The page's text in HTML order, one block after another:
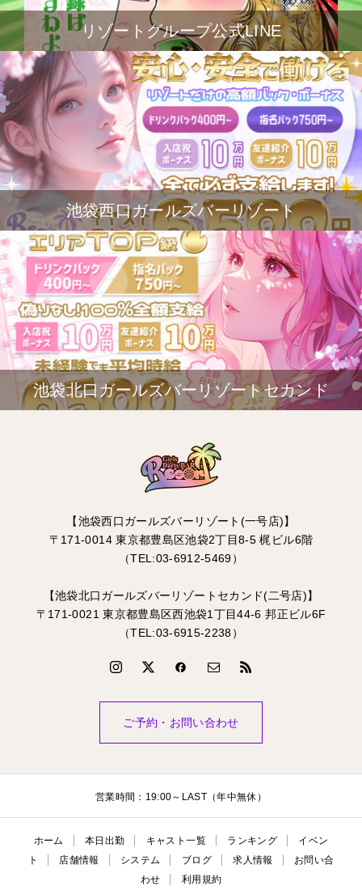
リゾートグループ公式LINE
池袋西口ガールズバーリゾート
池袋北口ガールズバーリゾートセカンド
【池袋西口ガールズバーリゾート(一号店)】
〒171-0014 東京都豊島区池袋2丁目8-5 梶ビル6階
（TEL:03-6912-5469）
【池袋北口ガールズバーリゾートセカンド(二号店)】
〒171-0021 東京都豊島区西池袋1丁目44-6 邦正ビル6F
（TEL:03-6915-2238）
ご予約・お問い合わせ
営業時間：19:00～LAST（年中無休）
ホーム 本日出勤 キャスト一覧 ランキング
イベン
ト
店舗情報 システム ブログ 求人情報
お問い合
わせ
利用規約